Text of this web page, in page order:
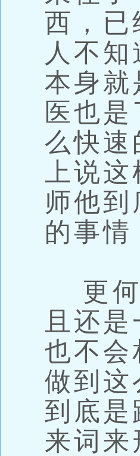
西，已
人不
本身就
医也
么快速
上说
师他
的事
更何
且还
也不会
做到这
到底
来词